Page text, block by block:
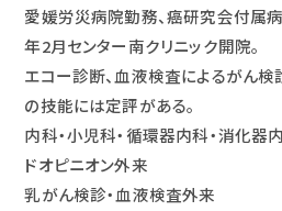
愛媛労災病院勤務、癌研究会付属
年2月センター南クリニック開院。
エコー診断、血液検査によるがん検
の技能には定評がある。
内科・小児科・循環器内科・消化器
ドオピニオン外来
乳がん検診・血液検査外来